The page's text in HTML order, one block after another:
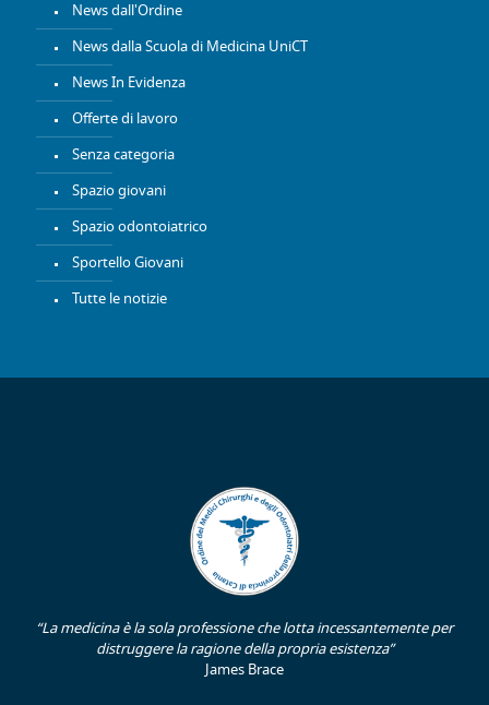
News dall'Ordine
News dalla Scuola di Medicina UniCT
News In Evidenza
Offerte di lavoro
Senza categoria
Spazio giovani
Spazio odontoiatrico
Sportello Giovani
Tutte le notizie
“La medicina è la sola professione che lotta incessantemente per
distruggere la ragione della propria esistenza”
James Brace